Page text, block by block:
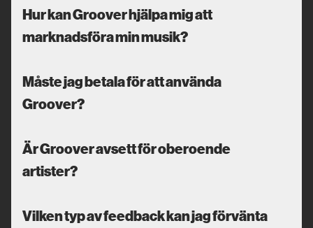
Hur kan Groover hjälpa mig att
marknadsföra min musik?
Måste jag betala för att använda
Groover?
Är Groover avsett för oberoende
artister?
Vilken typ av feedback kan jag förvänta